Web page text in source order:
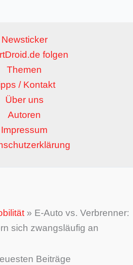
Newsticker
folgen
Themen
/ Kontakt
Über uns
Autoren
Impressum
» E-Auto vs. Verbrenner:
sich zwangsläufig an
Beiträge